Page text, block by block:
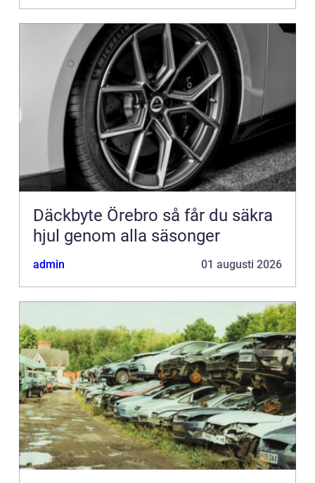
Däckbyte Örebro så får du säkra
hjul genom alla säsonger
admin 01 augusti 2026